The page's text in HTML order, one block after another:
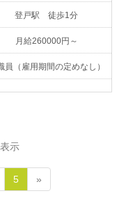
登戸駅 徒歩1分
月給260000円～
員（雇用期間の定めなし）
示
5 »